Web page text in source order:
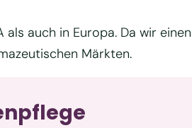
auch in Europa. Da wir
Märkten.